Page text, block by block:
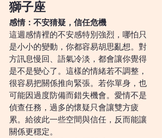
獅子座
感情：不安猜疑，信任危機
這週感情裡的不安感特別強烈，哪怕只
是小小的變動，你都容易胡思亂想。對
方訊息慢回、語氣冷淡，都會讓你覺得
是不是變心了。這樣的情緒若不調整，
很容易把關係推向緊張。若你單身，也
可能因過度防備而錯失機會。愛情不是
偵查任務，過多的懷疑只會讓雙方疲
累。給彼此一些空間與信任，反而能讓
關係更穩定。